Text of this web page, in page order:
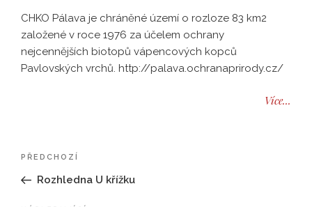
CHKO Pálava je chráněné území o rozloze 83 km2
založené v roce 1976 za účelem ochrany
nejcennějších biotopů vápencových kopců
Pavlovských vrchů. http://palava.ochranaprirody.cz/
Více...
Navigace
příspěvek
Předchozí
příspěvek
PŘEDCHOZÍ
Rozhledna U křížku